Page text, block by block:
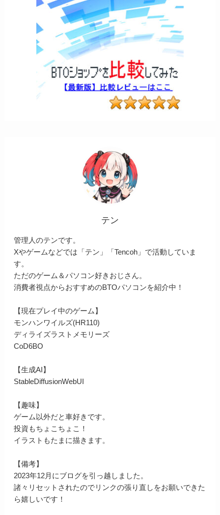
テン
管理人のテンです。
Xやゲームなどでは「テン」「Tencoh」で活動していま
す。
ただのゲーム＆パソコン好きおじさん。
消費者視点からおすすめのBTOパソコンを紹介中！
【現在プレイ中のゲーム】
モンハンワイルズ(HR110)
ディライズラストメモリーズ
CoD6BO
【生成AI】
StableDiffusionWebUI
【趣味】
ゲーム以外だと車好きです。
投資もちょこちょこ！
イラストもたまに描きます。
【備考】
2023年12月にブログを引っ越しました。
諸々リセットされたのでリンクの張り直しをお願いできた
ら嬉しいです！